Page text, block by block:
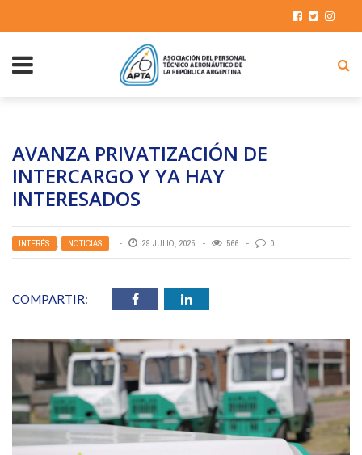
AVANZA PRIVATIZACIÓN DE
INTERCARGO Y YA HAY
INTERESADOS
INTERÉS , NOTICIAS 29 JULIO, 2025 566 0
COMPARTIR: